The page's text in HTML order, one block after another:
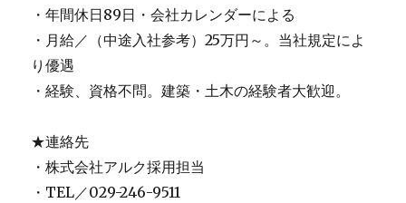
・年間休日89日・会社カレンダーによる
・月給／（中途入社参考）25万円～。当社規定によ
り優遇
・経験、資格不問。建築・土木の経験者大歓迎。
★連絡先
・株式会社アルク採用担当
・TEL／029-246-9511